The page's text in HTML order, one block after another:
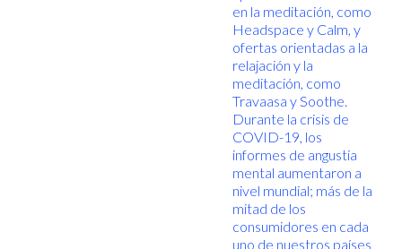
en la meditación, como
Headspace y Calm, y
ofertas orientadas a la
relajación y la
meditación, como
Travaasa y Soothe.
Durante la crisis de
COVID-19, los
informes de angustia
mental aumentaron a
nivel mundial; más de la
mitad de los
consumidores en cada
uno de nuestros países